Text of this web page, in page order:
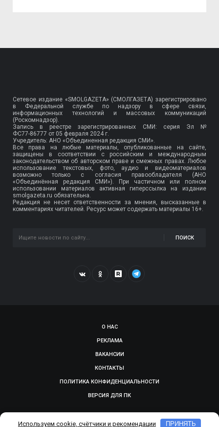
Сетевое издание «SMOLGAZETA» (СМОЛГАЗЕТА) зарегистрировано
в Федеральной службе по надзору в сфере связи,
информационных технологий и массовых коммуникаций
(Роскомнадзор).
Запись в реестре зарегистрированных СМИ: серия Эл №
ФС77-86777 от 05 февраля 2024 г.
Учредитель: АНО «Объединенная редакция СМИ».
Все права на любые материалы, опубликованные на сайте,
защищены в соответствии с российским и международным
законодательством об авторском праве и смежных правах. Любое
использование текстовых, фото, аудио и видеоматериалов
возможно только с согласия правообладателя (АНО
«Объединённая редакция СМИ»). При частичном или полном
использовании материалов активная гиперссылка на издание
smolgazeta.ru обязательна.
Редакция не несет ответственности за мнения, высказанные в
комментариях читателей. Ресурс может содержать материалы 16+.
ПОИСК
О НАС
РЕКЛАМА
ВАКАНСИИ
КОНТАКТЫ
ПОЛИТИКА КОНФИДЕНЦИАЛЬНОСТИ
ВЕРСИЯ ДЛЯ ПК
© 2009-2026, SMOLGAZETA.RU. СДЕЛАНО ВADEPTUM
Используем cookie, счётчики и рекомендации ПРИНЯТЬ